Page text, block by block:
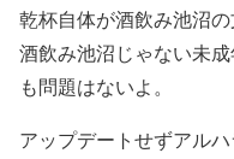
乾杯自体が酒飲み池沼
酒飲み池沼じゃない未
も問題はないよ。
アップデートせずアル